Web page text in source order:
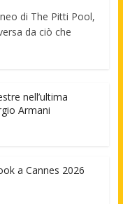
di The Pitti Pool,
da ciò che
nell’ultima
Armani
a Cannes 2026